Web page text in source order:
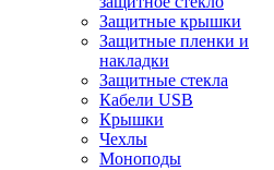
Защитные крышки
Защитные пленки и
накладки
Защитные стекла
Кабели USB
Крышки
Чехлы
Моноподы